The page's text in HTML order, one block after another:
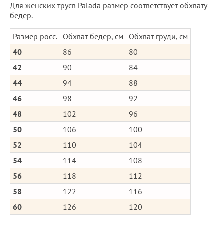
Для женских трусв Palada размер соответствует обхвату
бедер.
Размер росс. Обхват бедер, см
Обхват груди, см
40
86
80
42
90
84
44
94
88
46
98
92
48
102
96
50
106
100
52
110
104
54
114
108
56
118
112
58
122
116
60
126 120